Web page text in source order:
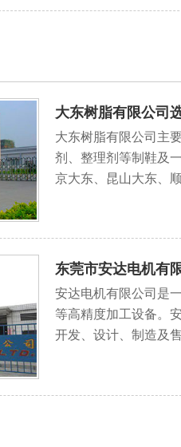
大东树脂有限公司
大东树脂有限公司主
剂、整理剂等制鞋及
京大东、昆山大东、
东莞市安达电机有
安达电机有限公司是
等高精度加工设备。
开发、设计、制造及